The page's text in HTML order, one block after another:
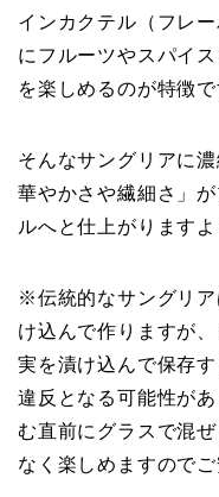
インカクテル（フレ
にフルーツやスパイ
を楽しめるのが特徴で
そんなサングリアに
華やかさや繊細さ」
ルへと仕上がりますよ
※伝統的なサングリ
け込んで作りますが
実を漬け込んで保存
違反となる可能性が
む直前にグラスで混
なく楽しめますのでご